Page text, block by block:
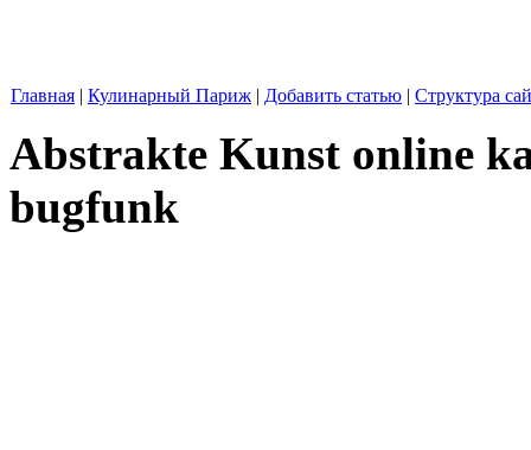
Главная | Кулинарный Париж | Добавить статью | Структура
Abstrakte Kunst online
bugfunk